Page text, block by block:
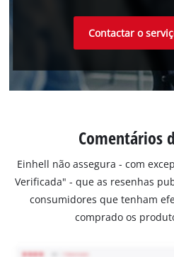
Contactar o
Comentários
Einhell não assegura - com
Verificada" - que as resenhas
consumidores que tenham
comprado os